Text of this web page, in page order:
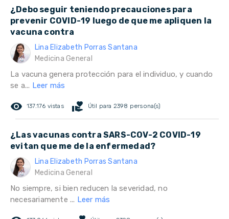
¿Debo seguir teniendo precauciones para
prevenir COVID-19 luego de que me apliquen la
vacuna contra
Lina Elizabeth Porras Santana
Medicina General
La vacuna genera protección para el individuo, y cuando
se a... Leer más
remove_red_eye 137.176 vistas volunteer_activism Útil para 2398 persona(s)
¿Las vacunas contra SARS-COV-2 COVID-19
evitan que me de la enfermedad?
Lina Elizabeth Porras Santana
Medicina General
No siempre, si bien reducen la severidad, no
necesariamente ... Leer más